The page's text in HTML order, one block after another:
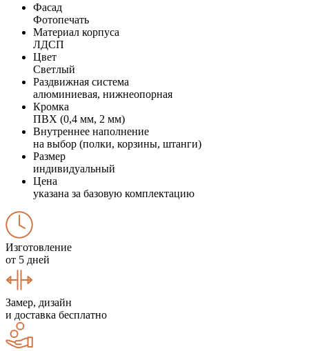
Фасад
Фотопечать
Материал корпуса
ЛДСП
Цвет
Светлый
Раздвижная система
алюминиевая, нижнеопорная
Кромка
ПВХ (0,4 мм, 2 мм)
Внутреннее наполнение
на выбор (полки, корзины, штанги)
Размер
индивидуальный
Цена
указана за базовую комплектацию
Изготовление
от 5 дней
Замер, дизайн
и доставка бесплатно